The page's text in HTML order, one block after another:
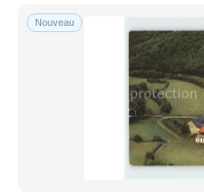
Nouveau